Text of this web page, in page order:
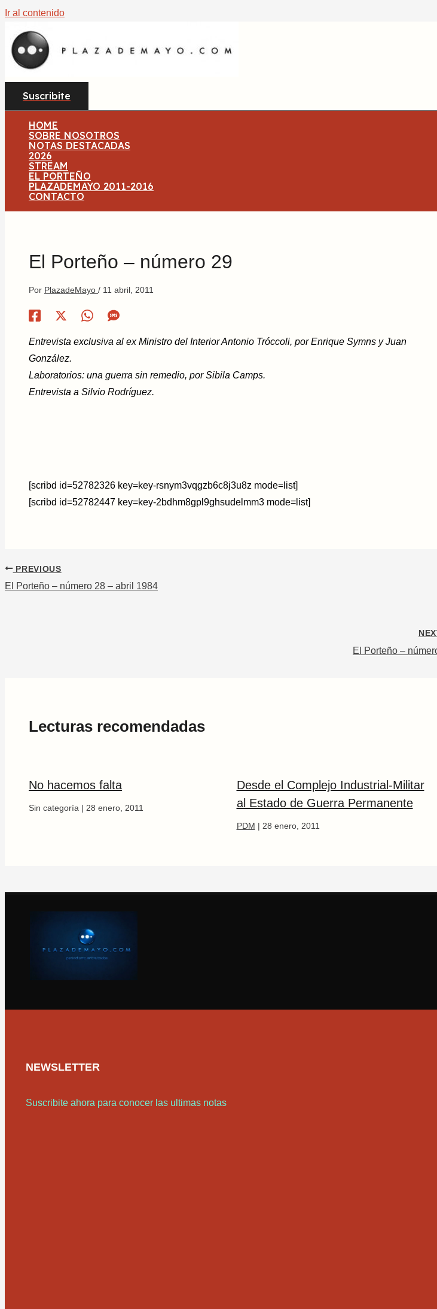
Ir al contenido
Suscribite
HOME
SOBRE NOSOTROS
NOTAS DESTACADAS
2026
STREAM
EL PORTEÑO
PLAZADEMAYO 2011-2016
CONTACTO
El Porteño – número 29
Por PlazadeMayo / 11 abril, 2011
Entrevista exclusiva al ex Ministro del Interior Antonio Tróccoli, por Enrique Symns y Juan
González.
Laboratorios: una guerra sin remedio, por Sibila Camps.
Entrevista a Silvio Rodríguez.
[scribd id=52782326 key=key-rsnym3vqgzb6c8j3u8z mode=list]
[scribd id=52782447 key=key-2bdhm8gpl9ghsudelmm3 mode=list]
PREVIOUS
El Porteño – número 28 – abril 1984
El Porteño –
Lecturas recomendadas
No hacemos falta
Sin categoría | 28 enero, 2011
Desde el Complejo Industrial-Militar
al Estado de Guerra Permanente
PDM | 28 enero, 2011
NEWSLETTER
Suscribite ahora para conocer las ultimas notas